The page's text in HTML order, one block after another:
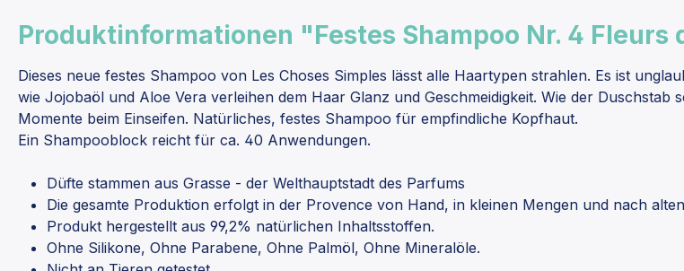
Produktinformationen "Festes Shampoo Nr. 4 Fleurs
Dieses neue festes Shampoo von Les Choses Simples lässt alle Haartypen strahlen. Es ist
wie Jojobaöl und Aloe Vera verleihen dem Haar Glanz und Geschmeidigkeit. Wie der Duschstab
Momente beim Einseifen. Natürliches, festes Shampoo für empfindliche Kopfhaut.
Ein Shampooblock reicht für ca. 40 Anwendungen.
Düfte stammen aus Grasse - der Welthauptstadt des Parfums
Die gesamte Produktion erfolgt in der Provence von Hand, in kleinen Mengen und nach
Produkt hergestellt aus 99,2% natürlichen Inhaltsstoffen.
Ohne Silikone, Ohne Parabene, Ohne Palmöl, Ohne Mineralöle.